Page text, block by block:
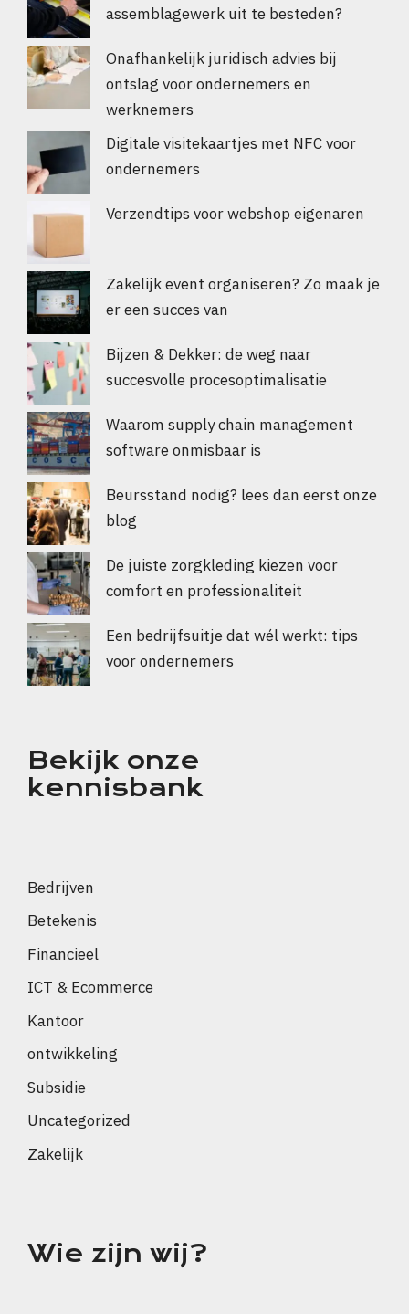
assemblagewerk uit te besteden?
Onafhankelijk juridisch advies bij
ontslag voor ondernemers en
werknemers
Digitale visitekaartjes met NFC voor
ondernemers
Verzendtips voor webshop eigenaren
Zakelijk event organiseren? Zo maak je
er een succes van
Bijzen & Dekker: de weg naar
succesvolle procesoptimalisatie
Waarom supply chain management
software onmisbaar is
Beursstand nodig? lees dan eerst onze
blog
De juiste zorgkleding kiezen voor
comfort en professionaliteit
Een bedrijfsuitje dat wél werkt: tips
voor ondernemers
Bekijk onze
kennisbank
Bedrijven
Betekenis
Financieel
ICT & Ecommerce
Kantoor
ontwikkeling
Subsidie
Uncategorized
Zakelijk
Wie zijn wij?